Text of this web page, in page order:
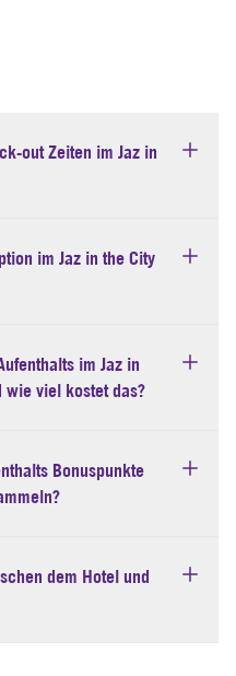
out Zeiten im Jaz in
im Jaz in the City
im Jaz in
wie viel kostet das?
Bonuspunkte
dem Hotel und